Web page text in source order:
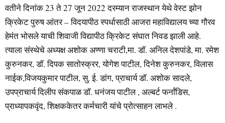
वतीने दिनांक 23 ते 27 जून 2022 दरम्यान राजस्थान येथे वेस्ट झोन
क्रिकेट पुरुष आंतर – विदयापीठ स्पर्धासाठी आजरा महाविद्यालय च्या गौरव
हेमंत भोसले याची शिवाजी विद्यापीठ क्रिकेट संघात निवड झाली आहे.
त्याला संस्थेचे अध्यक्ष अशोक अण्णा चराटी,मा. डॉ. अनिल देशपांडे, मा. रमेश
कुरुनकर, डॉ. दिपक सातोस्क्रर, योगेश पाटील, दिनेश कुरुनकर, विलास
नाईक,विजयकुमार पाटील, सु. ई. डांग, प्राचार्य डॉ. अशोक सादले,
उपप्राचार्य दिलीप संकपाळ डॉ. धनंजय पाटील , अल्बर्ट फर्नांडिस,
प्राध्यापकवृंद, शिक्षककेतर कर्मचारी यांचे प्रोत्साहन लाभले .